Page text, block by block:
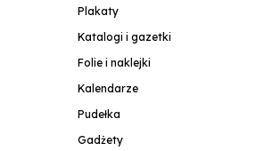
Plakaty
Katalogi i gazetki
Folie i naklejki
Kalendarze
Pudełka
Gadżety